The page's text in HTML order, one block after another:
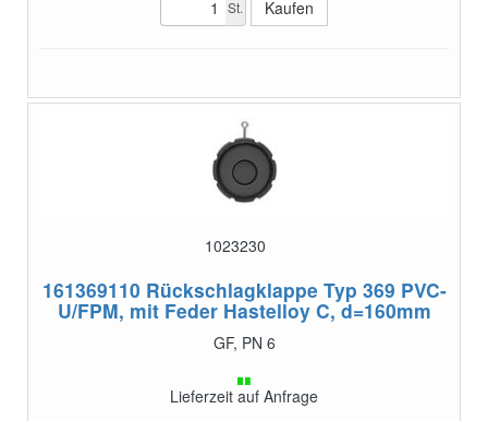
St.
1023230
161369110 Rückschlagklappe Typ 369 PVC-
U/FPM, mit Feder Hastelloy C, d=160mm
GF, PN 6
Lieferzeit auf Anfrage